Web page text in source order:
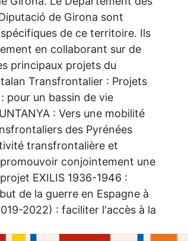
de Girona sont
de ce territoire. Ils
en collaborant sur de
principaux projets du
Transfrontalier : Projets
un bassin de vie
: Vers une mobilité
des Pyrénées
transfrontalière et
conjointement une
EXILIS 1936-1946 :
de la guerre en Espagne à
2022) : faciliter l'accès à la